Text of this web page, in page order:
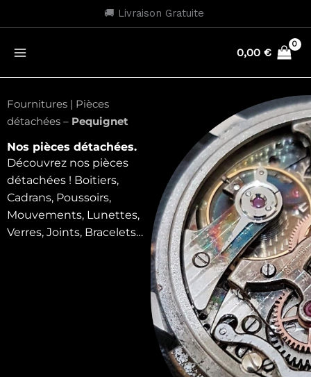
au
🚚 Livraison Gratuite
0,00 €
Fournitures | Pièces
détachées – Pequignet
Nos pièces détachées.
Découvrez nos pièces
détachées ! Boitiers,
Cadrans, Poussoirs,
Mouvements, Lunettes,
Verres, Joints, Bracelets…